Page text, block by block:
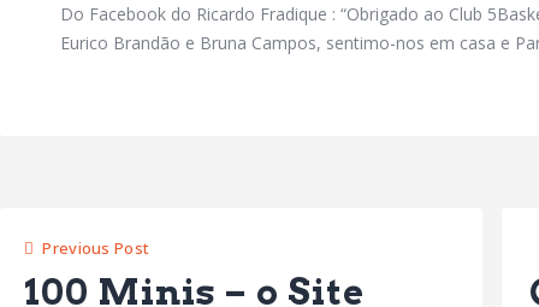
Do Facebook do Ricardo Fradique : “Obrigado ao Club
Eurico Brandão e Bruna Campos, sentimo-nos em casa e
Previous Post
100 Minis – o Site